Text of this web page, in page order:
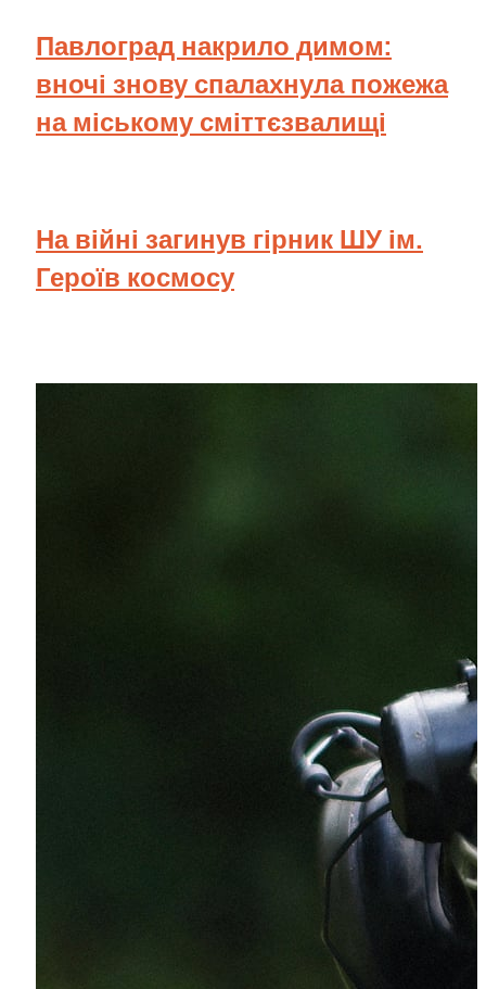
Павлоград накрило димом:
вночі знову спалахнула пожежа
на міському сміттєзвалищі
На війні загинув гірник ШУ ім.
Героїв космосу